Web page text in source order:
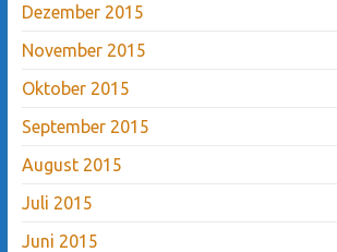
Dezember 2015
November 2015
Oktober 2015
September 2015
August 2015
Juli 2015
Juni 2015